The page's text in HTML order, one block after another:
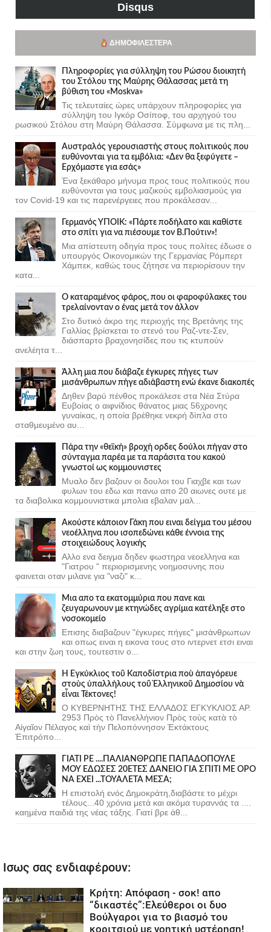
Disqus
ΔΗΜΟΦΙΛΈΣΤΕΡΑ
Πληροφορίες για σύλληψη του Ρώσου διοικητή
του Στόλου της Mαύρης Θάλασσας μετά τη
βύθιση του «Moskva»
Τις τελευταίες ώρες υπάρχουν πληροφορίες για
σύλληψη του Ιγκόρ Οσίποφ, του αρχηγού του
ρωσικού Στόλου στη Μαύρη Θάλασσα. Σύμφωνα με τις πλη...
Αυστραλός γερουσιαστής στους πολιτικούς που
ευθύνονται για τα εμβόλια: «Δεν θα ξεφύγετε –
Ερχόμαστε για εσάς»
Ένα ξεκάθαρο μήνυμα προς τους πολιτικούς που
ευθύνονται για τους μαζικούς εμβολιασμούς για
τον Covid-19 και τις παρενέργειες που προκάλεσαν...
Γερμανός ΥΠΟΙΚ: «Πάρτε ποδήλατο και καθίστε
στο σπίτι για να πιέσουμε τον Β.Πούτιν»!
Μια απίστευτη οδηγία προς τους πολίτες έδωσε ο
υπουργός Οικονομικών της Γερμανίας Ρόμπερτ
Χάμπεκ, καθώς τους ζήτησε να περιορίσουν την
κατα...
Ο καταραμένος φάρος, που οι φαροφύλακες του
τρελαίνονταν ο ένας μετά τον άλλον
Στο δυτικό άκρο της περιοχής της Βρετάνης της
Γαλλίας βρίσκεται το στενό του Ραζ-ντε-Σεν,
διάσπαρτο βραχονησίδες που τις κτυπούν
ανελέητα τ...
Άλλη μια που διάβαζε έγκυρες πήγες των
μισάνθρωπων πήγε αδιάβαστη ενώ έκανε διακοπές
Δηθεν βαρύ πένθος προκάλεσε στα Νέα Στύρα
Ευβοίας ο αιφνίδιος θάνατος μιας 56χρονης
γυναίκας, η οποία βρέθηκε νεκρή δίπλα στο
σταθμευμένο αυ...
Πάρα την «θεϊκή» βροχή ορδες δούλοι πήγαν στο
σύνταγμα παρέα με τα παράσιτα του κακού
γνωστοί ως κομμουνιστες
Μυαλο δεν βαζουν οι δουλοι του Γιαχβε και των
φυλων του εδω και πανω απο 20 αιωνες ουτε με
τα διαβολικα κομμουνιστικα μπολια εβαλαν μαλ...
Ακούστε κάποιον Γάκη που ειναι δείγμα του μέσου
νεοέλληνα που ισοπεδώνει κάθε έννοια της
στοιχειώδους λογικής
Αλλο ενα δειγμα δηδεν φωστηρα νεοελληνα και
"Γιατρου " περιορισμενης νοημοσυνης που
φαινεται οταν μιλανε για "ναζι" κ...
Μια απο τα εκατομμύρια που πανε και
ζευγαρωνουν με κτηνώδες αγρίμια κατέληξε στο
νοσοκομείο
Επισης διαβαζουν "έγκυρες πήγες" μισάνθρωπων
και οπως ειναι η εικονα τους στο ιντερνετ ετσι ειναι
και στην ζωη τους, τουτεστιν ο...
Ἡ Ἐγκύκλιος τοῦ Καποδίστρια ποὺ ἀπαγόρευε
στοὺς ὑπαλλήλους τοῦ Ἑλληνικοῦ Δημοσίου νὰ
εἶναι Τέκτονες!
Ο ΚΥΒΕΡΝΗΤΗΣ ΤΗΣ ΕΛΛΑΔΟΣ ΕΓΚΥΚΛΙΟΣ ΑΡ.
2953 Πρὸς τὸ Πανελλήνιον Πρὸς τοὺς κατὰ τὸ
Αἰγαῖον Πέλαγος καὶ τὴν Πελοπόννησον Ἐκτάκτους
Ἐπιτρόπο...
ΓΙΑΤΙ ΡΕ ....ΠΑΛΙΑΝΘΡΩΠΕ ΠΑΠΑΔΟΠΟΥΛΕ
ΜΟΥ ΕΔΩΣΕΣ 20ΕΤΕΣ ΔΑΝΕΙΟ ΓΙΑ ΣΠΙΤΙ ΜΕ ΟΡΟ
ΝΑ ΕΧΕΙ ...ΤΟΥΑΛΕΤΑ ΜΕΣΑ;
Η επιστολή ενός Δημοκράτη,διαβάστε το μέχρι
τέλους...40 χρόνια μετά και ακόμα τυραννάς τα ....
καημένα παιδιά της νέας τάξης. Γιατί βρε άθ...